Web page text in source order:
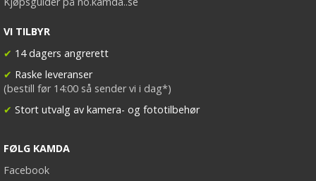
VI TILBYR
✔ 14 dagers angrerett
✔ Raske leveranser
(bestill før 14:00 så sender vi i dag*)
✔ Stort utvalg av kamera- og fototilbehør
FØLG KAMDA
Facebook